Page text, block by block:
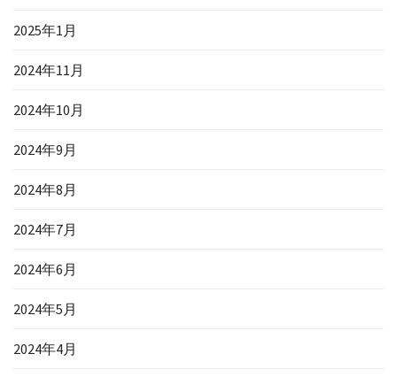
2025年1月
2024年11月
2024年10月
2024年9月
2024年8月
2024年7月
2024年6月
2024年5月
2024年4月